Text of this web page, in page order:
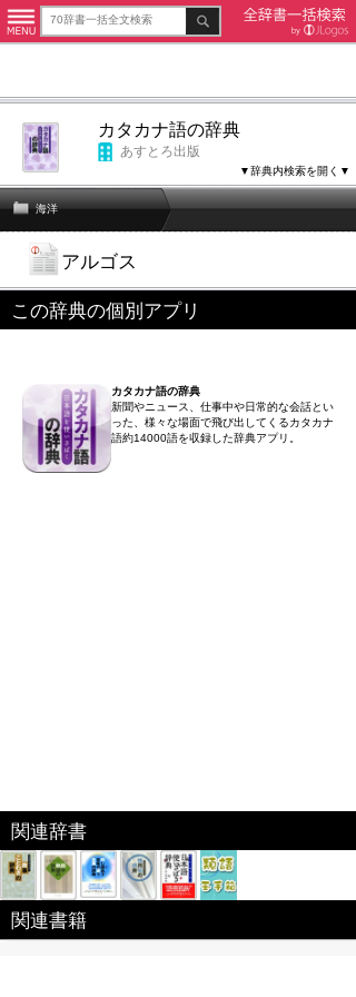
カタカナ語の辞典
あすとろ出版
▼辞典内検索を開く▼
海洋
アルゴス
この辞典の個別アプリ
カタカナ語の辞典
新聞やニュース、仕事中や日常的な会話とい
った、様々な場面で飛び出してくるカタカナ
語約14000語を収録した辞典アプリ。
関連辞書
関連書籍